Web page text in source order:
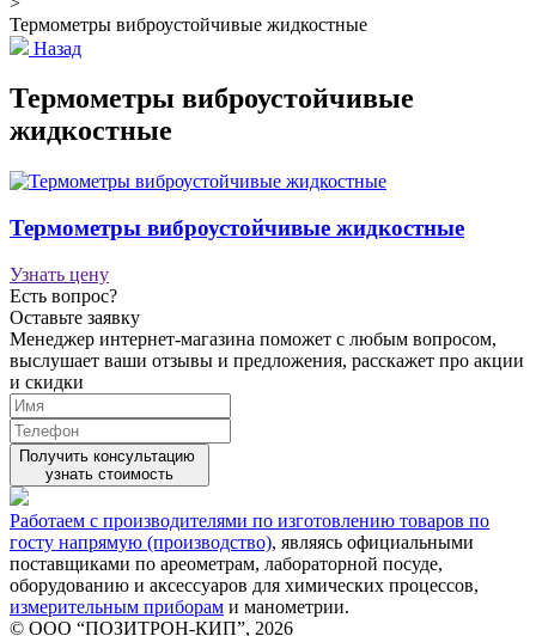
Термометры виброустойчивые жидкостные
Назад
Термометры виброустойчивые
жидкостные
Термометры виброустойчивые жидкостные
Узнать цену
Есть вопрос?
Оставьте заявку
Менеджер интернет-магазина поможет с любым вопросом,
выслушает ваши отзывы и предложения, расскажет про акции
и скидки
Получить консультацию
узнать стоимость
Работаем с производителями по изготовлению товаров по
госту напрямую (производство), являясь официальными
поставщиками по ареометрам, лабораторной посуде,
оборудованию и аксессуаров для химических процессов,
измерительным приборам и манометрии.
© ООО “ПОЗИТРОН-КИП”, 2026